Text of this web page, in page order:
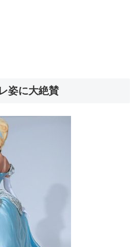
姿に大絶賛